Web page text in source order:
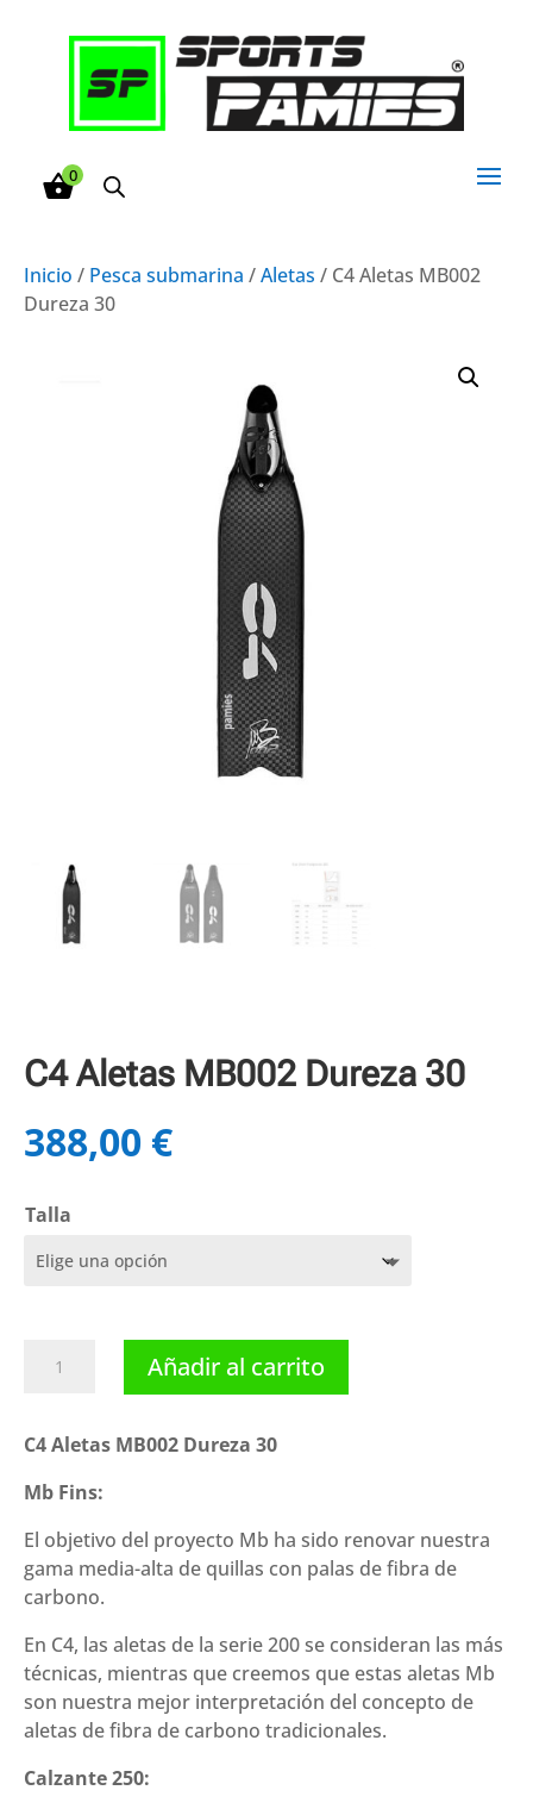
0
Inicio / Pesca submarina /Aletas / C4 Aletas MB002
Dureza 30
C4 Aletas MB002 Dureza 30
388,00 €
Talla
Aletas
Dureza
cantidad
Añadir al carrito
C4 Aletas MB002 Dureza 30
Mb Fins:
El objetivo del proyecto Mb ha sido renovar nuestra
gama media-alta de quillas con palas de fibra de
carbono.
En C4, las aletas de la serie 200 se consideran las más
técnicas, mientras que creemos que estas aletas Mb
son nuestra mejor interpretación del concepto de
aletas de fibra de carbono tradicionales.
Calzante 250: